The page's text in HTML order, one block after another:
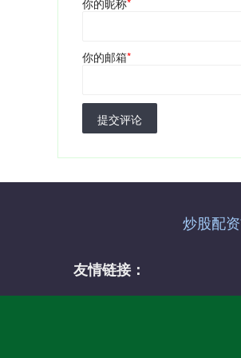
你的昵称*
你的邮箱*
提交评论
炒股配
友情链接：